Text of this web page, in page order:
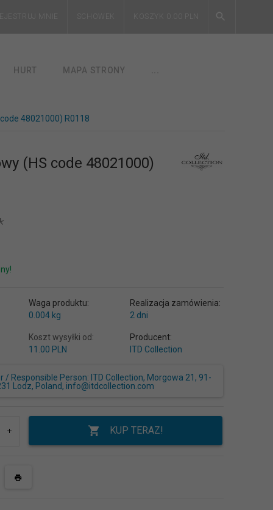
MNIE SCHOWEK KOSZYK
HURT MAPA STRONY
48021000) R0118
(HS code 48021000)
Waga produktu:
0.004 kg
Realizacja zamówienia:
2 dni
Koszt wysyłki od:
11.00 PLN
Producent:
ITD Collection
/ Responsible Person: ITD Collection, Morgowa 21, 91-
Lodz, Poland, info@itdcollection.com
KUP TERAZ!